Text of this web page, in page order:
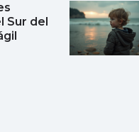
Sur del